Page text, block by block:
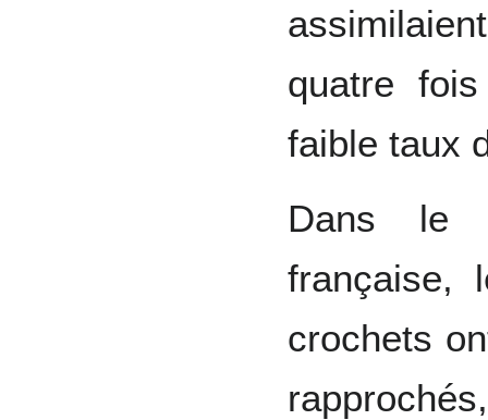
quatre
faible taux
Dans le
française,
crochets